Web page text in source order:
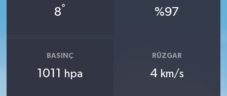
8° %97
BASINÇ
1011 hpa
RÜZGAR
4 km/s